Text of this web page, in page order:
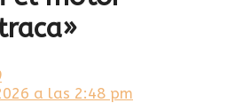
a las 2:48 pm